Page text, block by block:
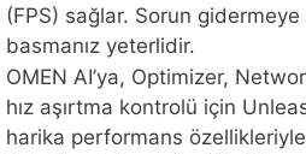
(FPS) sağlar. Sorun
basmanız yeterlidir.
OMEN AI’ya, Optimizer,
hız aşırtma kontrolü için
harika performans